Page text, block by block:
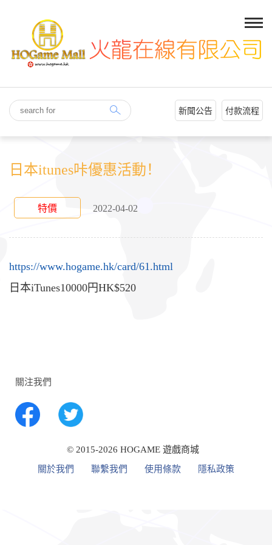
新聞公告 付款流程
日本itunes咔優惠活動！
特價 2022-04-02
https://www.hogame.hk/card/61.html
日本iTunes10000円HK$520
關注我們
© 2015-2026 HOGAME 遊戲商城
關於我們
聯繫我們 使用條款 隱私政策